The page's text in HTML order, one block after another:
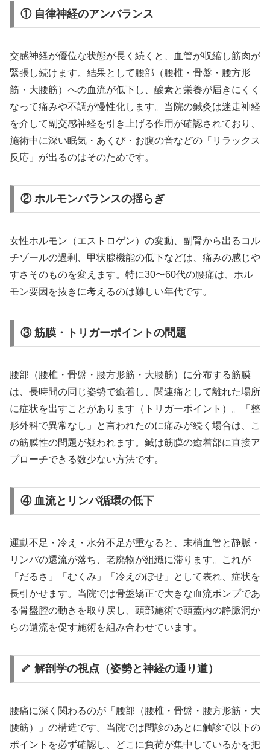
① 自律神経のアンバランス
交感神経が優位な状態が長く続くと、血管が収縮し筋肉が
緊張し続けます。結果として腰部（腰椎・骨盤・腰方形
筋・大腰筋）への血流が低下し、酸素と栄養が届きにくく
なって痛みや不調が慢性化します。当院の鍼灸は迷走神経
を介して副交感神経を引き上げる作用が確認されており、
施術中に深い眠気・あくび・お腹の音などの「リラックス
反応」が出るのはそのためです。
② ホルモンバランスの揺らぎ
女性ホルモン（エストロゲン）の変動、副腎から出るコル
チゾールの過剰、甲状腺機能の低下などは、痛みの感じや
すさそのものを変えます。特に30〜60代の腰痛は、ホル
モン要因を抜きに考えるのは難しい年代です。
③ 筋膜・トリガーポイントの問題
腰部（腰椎・骨盤・腰方形筋・大腰筋）に分布する筋膜
は、長時間の同じ姿勢で癒着し、関連痛として離れた場所
に症状を出すことがあります（トリガーポイント）。「整
形外科で異常なし」と言われたのに痛みが続く場合は、こ
の筋膜性の問題が疑われます。鍼は筋膜の癒着部に直接ア
プローチできる数少ない方法です。
④ 血流とリンパ循環の低下
運動不足・冷え・水分不足が重なると、末梢血管と静脈・
リンパの還流が落ち、老廃物が組織に滞ります。これが
「だるさ」「むくみ」「冷えのぼせ」として表れ、症状を
長引かせます。当院では骨盤矯正で大きな血流ポンプであ
る骨盤腔の動きを取り戻し、頭部施術で頭蓋内の静脈洞か
らの還流を促す施術を組み合わせています。
🦴 解剖学の視点（姿勢と神経の通り道）
腰痛に深く関わるのが「腰部（腰椎・骨盤・腰方形筋・大
腰筋）」の構造です。当院では問診のあとに触診で以下の
ポイントを必ず確認し、どこに負荷が集中しているかを把